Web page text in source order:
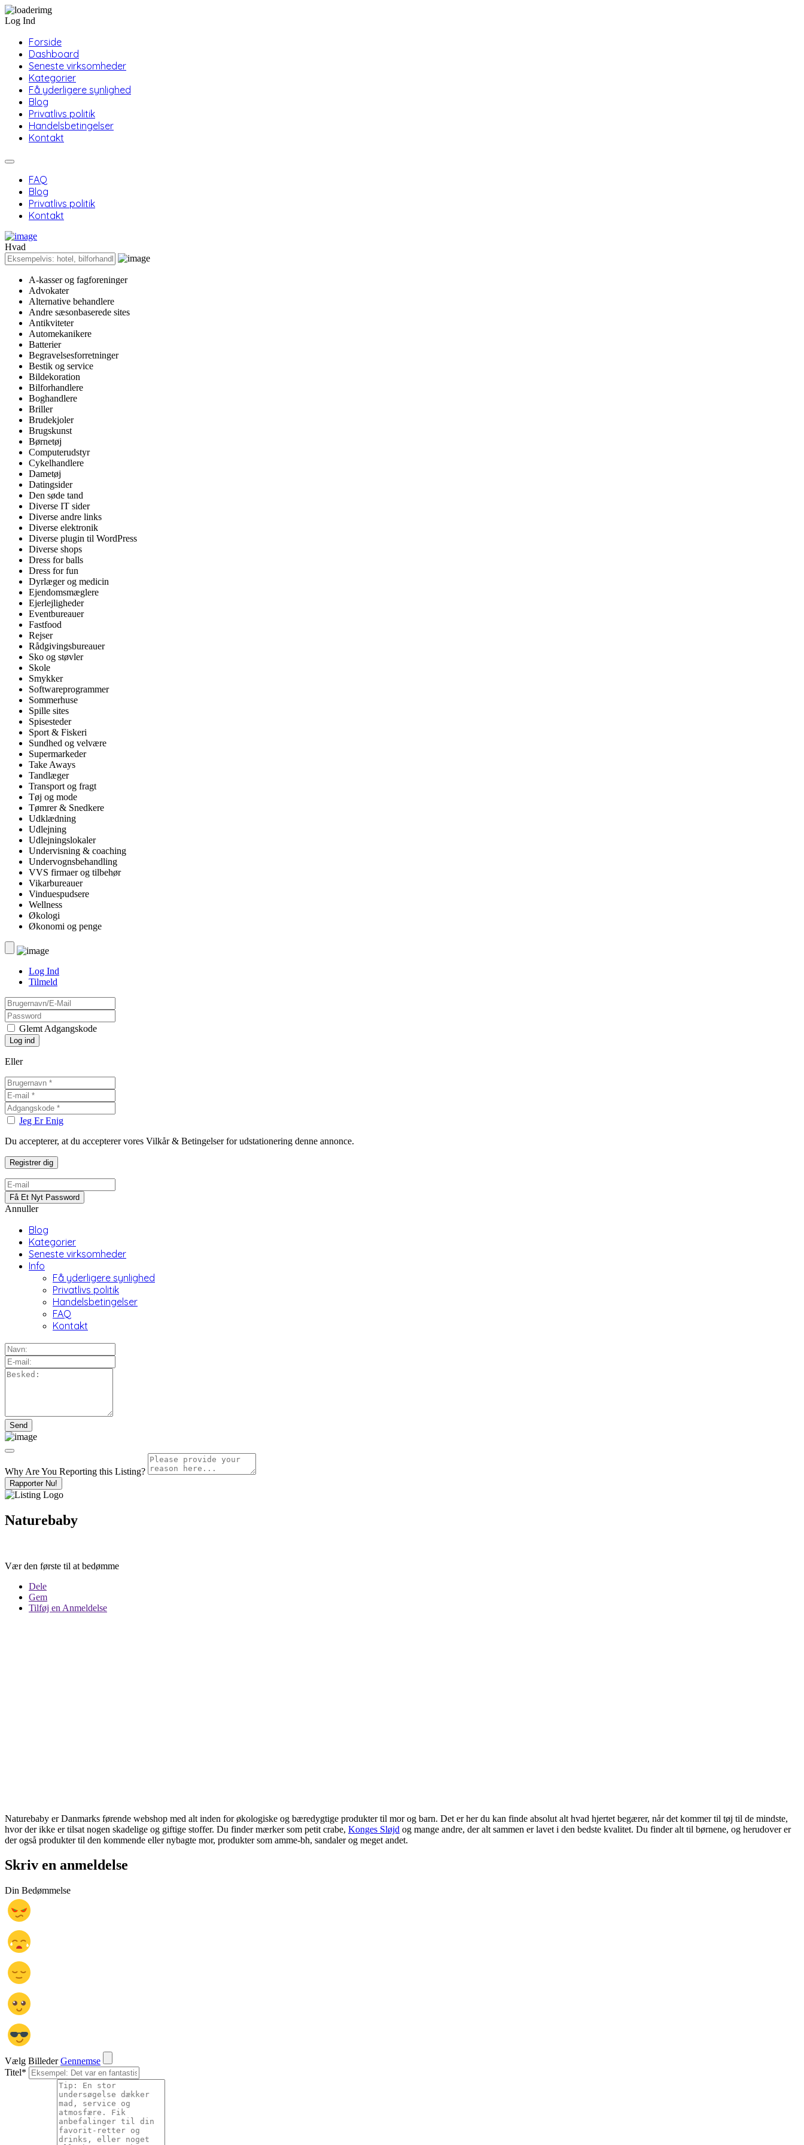
Log Ind
Forside
Dashboard
Seneste virksomheder
Kategorier
Få yderligere synlighed
Blog
Privatlivs politik
Handelsbetingelser
Kontakt
FAQ
Blog
Privatlivs politik
Kontakt
Hvad
A-kasser og fagforeninger
Advokater
Alternative behandlere
Andre sæsonbaserede sites
Antikviteter
Automekanikere
Batterier
Begravelsesforretninger
Bestik og service
Bildekoration
Bilforhandlere
Boghandlere
Briller
Brudekjoler
Brugskunst
Børnetøj
Computerudstyr
Cykelhandlere
Dametøj
Datingsider
Den søde tand
Diverse IT sider
Diverse andre links
Diverse elektronik
Diverse plugin til WordPress
Diverse shops
Dress for balls
Dress for fun
Dyrlæger og medicin
Ejendomsmæglere
Ejerlejligheder
Eventbureauer
Fastfood
Rejser
Rådgivingsbureauer
Sko og støvler
Skole
Smykker
Softwareprogrammer
Sommerhuse
Spille sites
Spisesteder
Sport & Fiskeri
Sundhed og velvære
Supermarkeder
Take Aways
Tandlæger
Transport og fragt
Tøj og mode
Tømrer & Snedkere
Udklædning
Udlejning
Udlejningslokaler
Undervisning & coaching
Undervognsbehandling
VVS firmaer og tilbehør
Vikarbureauer
Vinduespudsere
Wellness
Økologi
Økonomi og penge
Log Ind
Tilmeld
Glemt Adgangskode
Eller
Jeg Er Enig
Du accepterer, at du accepterer vores Vilkår & Betingelser for udstationering denne annonce.
Annuller
Blog
Kategorier
Seneste virksomheder
Info
Få yderligere synlighed
Privatlivs politik
Handelsbetingelser
FAQ
Kontakt
Why Are You Reporting this Listing?
Rapporter Nu!
Naturebaby
Vær den første til at bedømme
Dele
Gem
Tilføj en Anmeldelse
Naturebaby er Danmarks førende webshop med alt inden for økologiske og bæredygtige produkter til mor og barn. Det er her du kan finde absolut alt hvad hjertet begærer, når det kommer til tøj til de mindste,
hvor der ikke er tilsat nogen skadelige og giftige stoffer. Du finder mærker som petit crabe, Konges Sløjd og mange andre, der alt sammen er lavet i den bedste kvalitet. Du finder alt til børnene, og herudover er
der også produkter til den kommende eller nybagte mor, produkter som amme-bh, sandaler og meget andet.
Skriv en anmeldelse
Din Bedømmelse
Vælg Billeder Gennemse
Titel*